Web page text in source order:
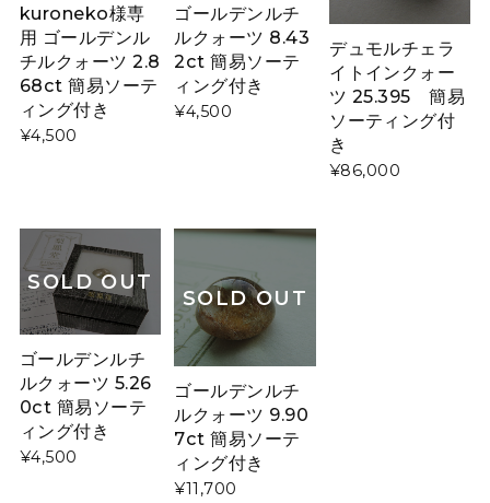
kuroneko様専
用 ゴールデンル
チルクォーツ 2.8
68ct 簡易ソーテ
ィング付き
¥4,500
ゴールデンルチ
ルクォーツ 8.43
2ct 簡易ソーテ
ィング付き
¥4,500
デュモルチェラ
イトインクォー
ツ 25.395 簡易
ソーティング付
き
¥86,000
SOLD OUT
ゴールデンルチ
ルクォーツ 5.26
0ct 簡易ソーテ
ィング付き
¥4,500
SOLD OUT
ゴールデンルチ
ルクォーツ 9.90
7ct 簡易ソーテ
ィング付き
¥11,700